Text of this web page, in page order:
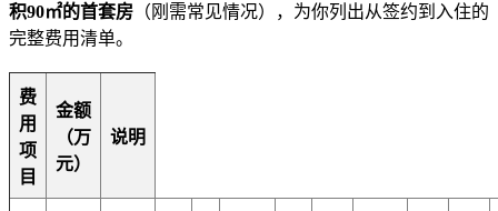
积90㎡的首套房 （刚需常见情况），为你列出从签约到入住的
完整费用清单。
费
用
项
目
金额
（万
元）
说明